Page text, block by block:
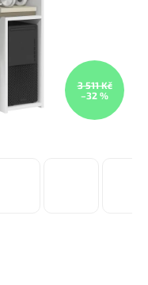
3 511 Kč
–32 %